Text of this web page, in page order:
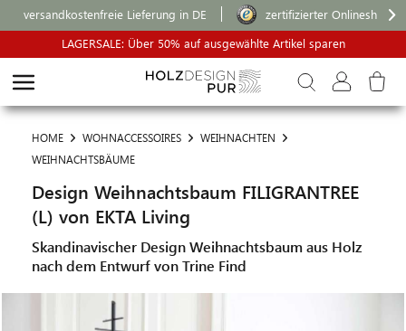
versandkostenfreie Lieferung in DE
zertifizierter Onlineshop
LAGERSALE: Über 50% auf ausgewählte Artikel sparen
HOME WOHNACCESSOIRES
WEIHNACHTEN
WEIHNACHTSBÄUME
Design Weihnachtsbaum FILIGRANTREE
(L) von EKTA Living
Skandinavischer Design Weihnachtsbaum aus Holz
nach dem Entwurf von Trine Find